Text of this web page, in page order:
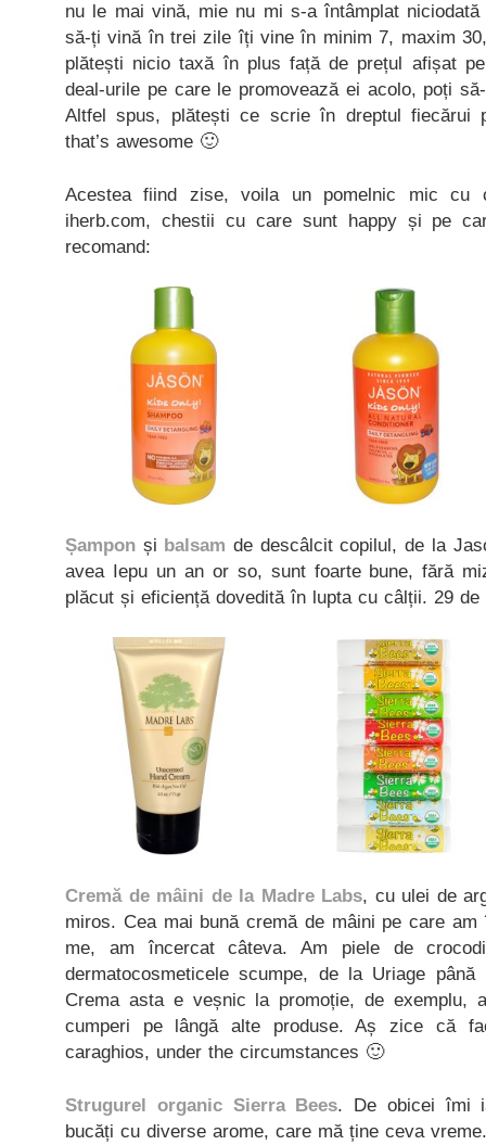
nu le mai vină, mie nu mi s-a întâmplat
să-ți vină în trei zile îți vine în minim 7, maxim
plătești nicio taxă în plus față de prețul afișat
deal-urile pe care le promovează ei acolo, poți
Altfel spus, plătești ce scrie în dreptul fiecărui
that’s awesome 🙂
Acestea fiind zise, voila un pomelnic mic cu
iherb.com, chestii cu care sunt happy și pe
recomand:
Șampon și balsam de descâlcit copilul, de la
avea Iepu un an or so, sunt foarte bune, fără
plăcut și eficiență dovedită în lupta cu câlții. 29 de
Cremă de mâini de la Madre Labs, cu ulei de
miros. Cea mai bună cremă de mâini pe care
me, am încercat câteva. Am piele de
dermatocosmeticele scumpe, de la Uriage
Crema asta e veșnic la promoție, de exemplu,
cumperi pe lângă alte produse. Aș zice că
caraghios, under the circumstances 🙂
Strugurel organic Sierra Bees. De obicei îmi
bucăți cu diverse arome, care mă ține ceva